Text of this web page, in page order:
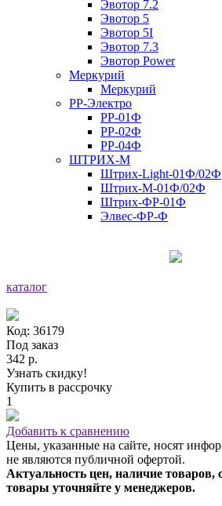
Эвотор 7.2
Эвотор 5
Эвотор 5I
Эвотор 7.3
Эвотор Power
Меркурий
Меркурий
РР-Электро
РР-01Ф
РР-02Ф
РР-04Ф
ШТРИХ-М
Штрих-Light-01Ф/02Ф
Штрих-М-01Ф/02Ф
Штрих-ФР-01Ф
Элвес-ФР-Ф
каталог
Код: 36179
Под заказ
342 р.
Узнать скидку!
Купить в рассрочку
1
Добавить к сравнению
Цены, указанные на сайте, носят
не являются публичной офертой.
Актуальность цен, наличие товаров,
товары уточняйте у менеджеров.